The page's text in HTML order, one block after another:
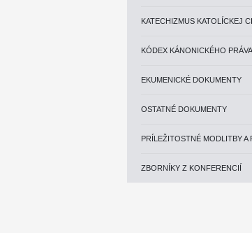
KATECHIZMUS KATOLÍCKEJ
KÓDEX KÁNONICKÉHO PRÁVA
EKUMENICKÉ DOKUMENTY
OSTATNÉ DOKUMENTY
PRÍLEŽITOSTNÉ MODLITBY A
ZBORNÍKY Z KONFERENCIÍ